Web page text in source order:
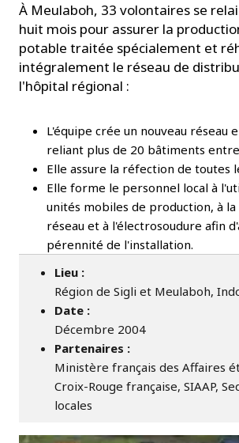
À Meulaboh, 33 volontaires se
huit mois pour assurer la
potable traitée spécialement et
intégralement le réseau de
l'hôpital régional :
L'équipe crée un nouveau réseau
reliant plus de 20 bâtiments
Elle assure la réfection de toutes
Elle forme le personnel local à
unités mobiles de production, à la
réseau et à l'électrosoudure afin
pérennité de l'installation.
Lieu :
Région de Sigli et Meulaboh,
Date :
Décembre 2004
Partenaires :
Ministère français des Affaires
Croix-Rouge française, SIAAP,
locales